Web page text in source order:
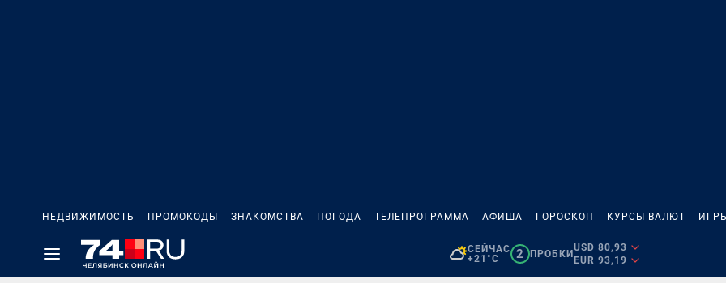
НЕДВИЖИМОСТЬ ПРОМОКОДЫ ЗНАКОМСТВА ПОГОДА ТЕЛЕПРОГРАММА АФИША ГОРОСКОП КУРСЫ ВАЛЮТ
СЕЙЧАС
+21°C
2 ПРОБКИ
USD 80,93
EUR 93,19